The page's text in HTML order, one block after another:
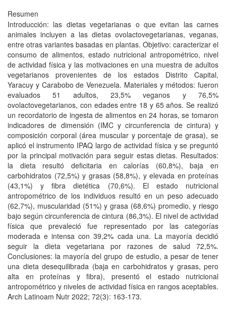
Resumen
Introducción: las dietas vegetarianas o que evitan las carnes
animales incluyen a las dietas ovolactovegetarianas, veganas,
entre otras variantes basadas en plantas. Objetivo: caracterizar el
consumo de alimentos, estado nutricional antropométrico, nivel
de actividad física y las motivaciones en una muestra de adultos
vegetarianos provenientes de los estados Distrito Capital,
Yaracuy y Carabobo de Venezuela. Materiales y métodos: fueron
evaluados 51 adultos, 23,5% veganos y 76,5%
ovolactovegetarianos, con edades entre 18 y 65 años. Se realizó
un recordatorio de ingesta de alimentos en 24 horas, se tomaron
indicadores de dimensión (IMC y circunferencia de cintura) y
composición corporal (área muscular y porcentaje de grasa), se
aplicó el instrumento IPAQ largo de actividad física y se preguntó
por la principal motivación para seguir estas dietas. Resultados:
la dieta resultó deficitaria en calorías (60,8%), baja en
carbohidratos (72,5%) y grasas (58,8%), y elevada en proteínas
(43,1%) y fibra dietética (70,6%). El estado nutricional
antropométrico de los individuos resultó en un peso adecuado
(62,7%), muscularidad (51%) y grasa (68,6%) promedio, y riesgo
bajo según circunferencia de cintura (86,3%). El nivel de actividad
física que prevaleció fue representado por las categorías
moderada e intensa con 39,2% cada una. La mayoría decidió
seguir la dieta vegetariana por razones de salud 72,5%.
Conclusiones: la mayoría del grupo de estudio, a pesar de tener
una dieta desequilibrada (baja en carbohidratos y grasas, pero
alta en proteínas y fibra), presentó el estado nutricional
antropométrico y niveles de actividad física en rangos aceptables.
Arch Latinoam Nutr 2022; 72(3): 163-173.